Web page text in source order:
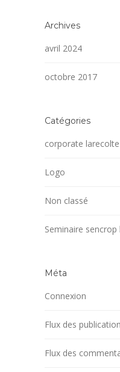
Archives
avril 2024
octobre 2017
Catégories
corporate larecolte
Logo
Non classé
Seminaire
Méta
Connexion
Flux des
Flux des